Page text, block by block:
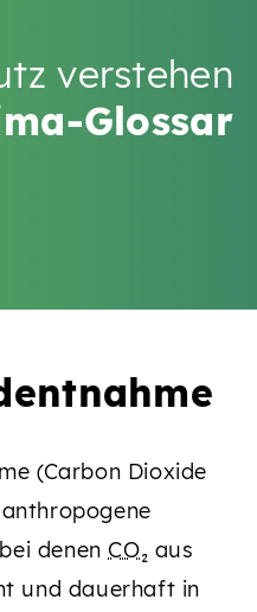
verstehen
Glossar
(Carbon Dioxide
denenCO₂ aus
und dauerhaft in